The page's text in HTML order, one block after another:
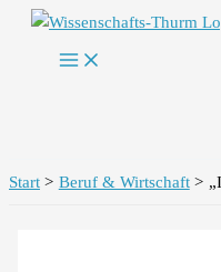
Zum
Start Beruf & Wirtschaft